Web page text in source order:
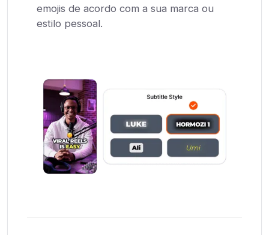
emojis de acordo com a sua marca ou
estilo pessoal.